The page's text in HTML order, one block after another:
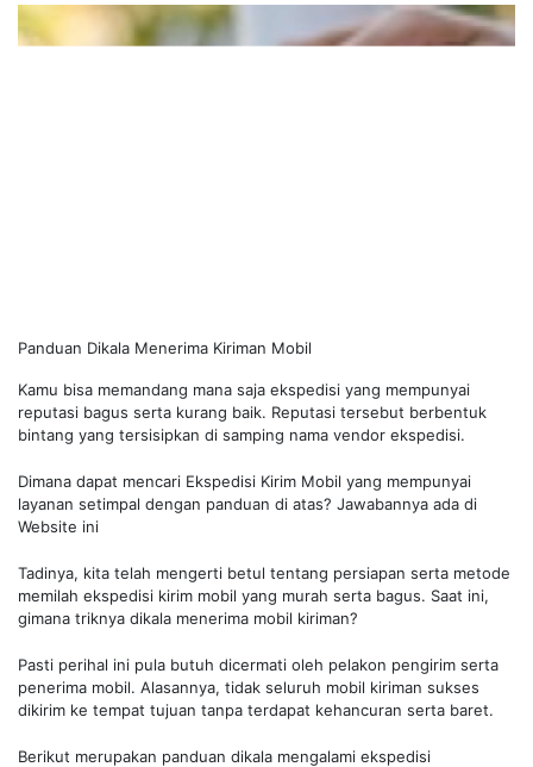
Panduan Dikala Menerima Kiriman Mobil
Kamu bisa memandang mana saja ekspedisi yang mempunyai
reputasi bagus serta kurang baik. Reputasi tersebut berbentuk
bintang yang tersisipkan di samping nama vendor ekspedisi.
Dimana dapat mencari Ekspedisi Kirim Mobil yang mempunyai
layanan setimpal dengan panduan di atas? Jawabannya ada di
Website ini
Tadinya, kita telah mengerti betul tentang persiapan serta metode
memilah ekspedisi kirim mobil yang murah serta bagus. Saat ini,
gimana triknya dikala menerima mobil kiriman?
Pasti perihal ini pula butuh dicermati oleh pelakon pengirim serta
penerima mobil. Alasannya, tidak seluruh mobil kiriman sukses
dikirim ke tempat tujuan tanpa terdapat kehancuran serta baret.
Berikut merupakan panduan dikala mengalami ekspedisi